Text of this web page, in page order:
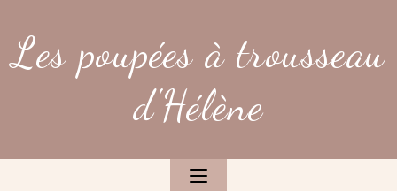
content
Les poupées à trousseau
d'Hélène